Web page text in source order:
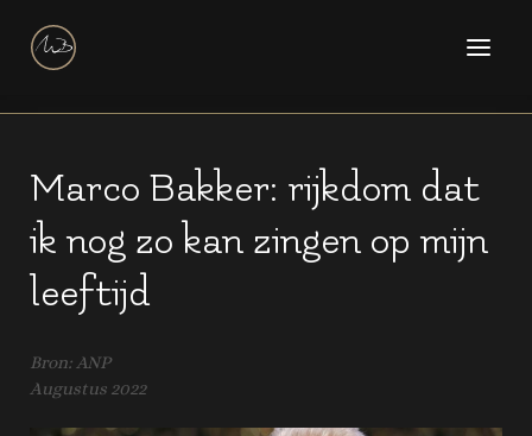
Marco Bakker: rijkdom dat
ik nog zo kan zingen op mijn
leeftijd
Bron: ANP
Augustus 2022